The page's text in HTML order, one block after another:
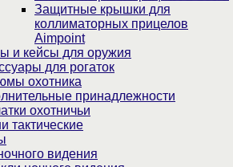
Защитные крышки для
коллиматорных прицелов
Aimpoint
и кейсы для оружия
для рогаток
охотника
принадлежности
охотничьи
тактические
видения